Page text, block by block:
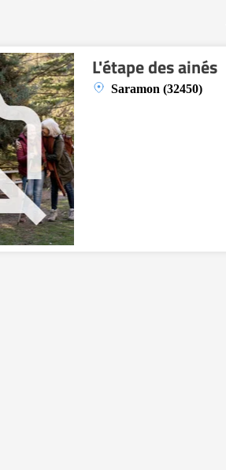
L'étape des ainés
Saramon (32450)